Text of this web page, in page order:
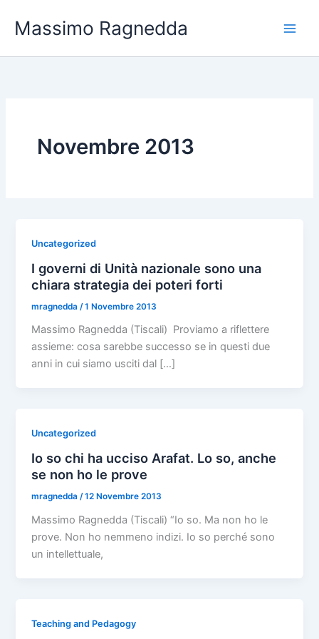
Massimo Ragnedda
Novembre 2013
Uncategorized
I governi di Unità nazionale sono una
chiara strategia dei poteri forti
mragnedda /1 Novembre 2013
Massimo Ragnedda (Tiscali) Proviamo a riflettere
assieme: cosa sarebbe successo se in questi due
anni in cui siamo usciti dal […]
Uncategorized
Io so chi ha ucciso Arafat. Lo so, anche
se non ho le prove
mragnedda/12 Novembre 2013
Massimo Ragnedda (Tiscali) “Io so. Ma non ho le
prove. Non ho nemmeno indizi. Io so perché sono
un intellettuale,
Teaching and Pedagogy